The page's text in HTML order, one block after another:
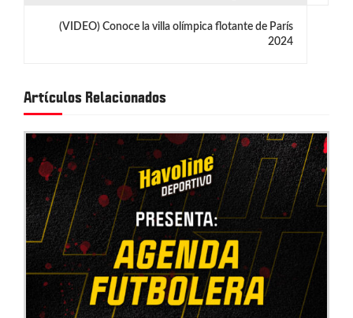
i
ó
n
d
e
e
n
(VIDEO) Conoce la villa olímpica flotante de París
2024
Artículos Relacionados